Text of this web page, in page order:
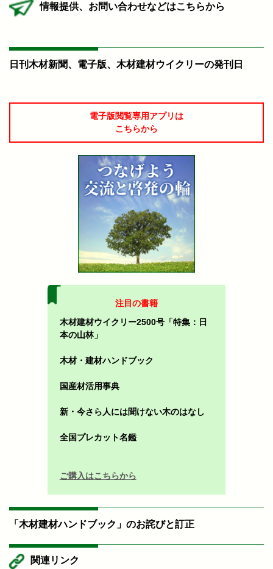
情報提供、お問い合わせなどはこちらから
日刊木材新聞、電子版、木材建材ウイクリーの発刊日
電子版閲覧専用アプリは
こちらから
注目の書籍
木材建材ウイクリー2500号「特集：日
本の山林」
木材・建材ハンドブック
国産材活用事典
新・今さら人には聞けない木のはなし
全国プレカット名鑑
ご購入はこちらから
「木材建材ハンドブック」のお詫びと訂正
関連リンク